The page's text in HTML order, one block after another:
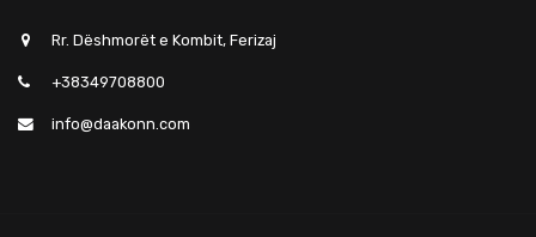
Rr. Dëshmorët e Kombit, Ferizaj
+38349708800
info@daakonn.com